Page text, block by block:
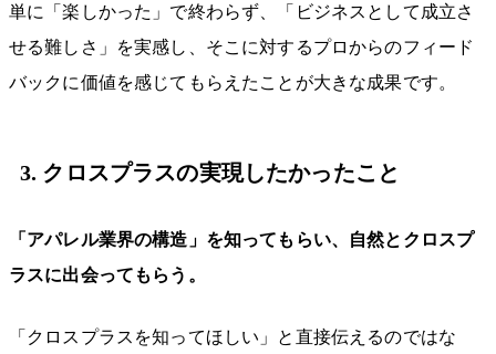
単に「楽しかった」で終わらず、「ビジネスとして成立さ
せる難しさ」を実感し、そこに対するプロからのフィード
バックに価値を感じてもらえたことが大きな成果です。
3. クロスプラスの実現したかったこと
「アパレル業界の構造」を知ってもらい、自然とクロスプ
ラスに出会ってもらう。
「クロスプラスを知ってほしい」と直接伝えるのではな